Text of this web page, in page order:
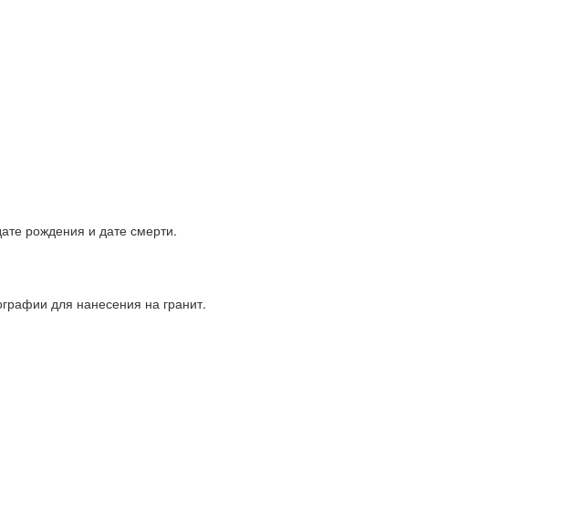
рождения и дате смерти.
для нанесения на гранит.